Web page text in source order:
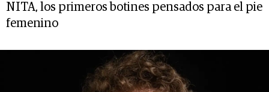
NITA, los primeros botines pensados para el pie
femenino